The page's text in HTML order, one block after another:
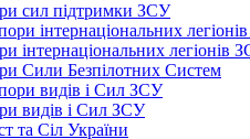
сил підтримки ЗСУ
інтернаціональних легіонів
Сили Безпілотних Систем
видів і Сил ЗСУ
та Сіл України